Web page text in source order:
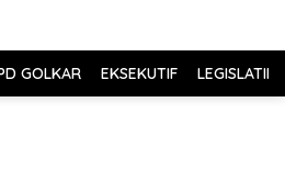
GOLKAR EKSEKUTIF LEGISLATIF